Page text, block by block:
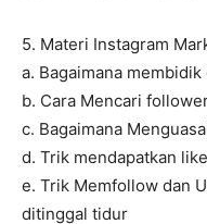
5. Materi Instagram
a. Bagaimana
b. Cara Mencari
c. Bagaimana
d. Trik mendapatkan
e. Trik Memfollow dan
ditinggal tidur